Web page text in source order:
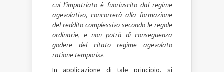
cui l’impatriato è fuoriuscito dal regime
agevolativo, concorrerà alla formazione
del reddito complessivo secondo le regole
ordinarie, e non potrà di conseguenza
godere del citato regime agevolato
ratione temporis».
In applicazione di tale principio, si